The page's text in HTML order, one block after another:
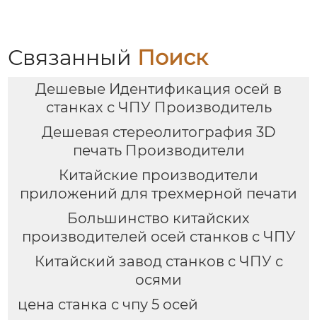
Связанный Поиск
Дешевые Идентификация осей в
станках с ЧПУ Производитель
Дешевая стереолитография 3D
печать Производители
Китайские производители
приложений для трехмерной печати
Большинство китайских
производителей осей станков с ЧПУ
Китайский завод станков с ЧПУ с
осями
цена станка с чпу 5 осей